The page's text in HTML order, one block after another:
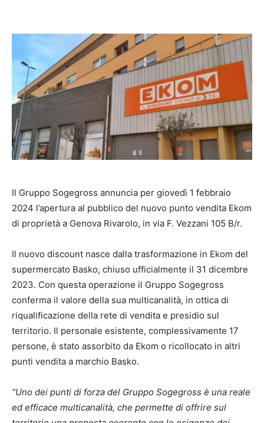
Il Gruppo Sogegross annuncia per giovedì 1 febbraio
2024 l’apertura al pubblico del nuovo punto vendita Ekom
di proprietà a Genova Rivarolo, in via F. Vezzani 105 B/r.
Il nuovo discount nasce dalla trasformazione in Ekom del
supermercato Basko, chiuso ufficialmente il 31 dicembre
2023. Con questa operazione il Gruppo Sogegross
conferma il valore della sua multicanalità, in ottica di
riqualificazione della rete di vendita e presidio sul
territorio. Il personale esistente, complessivamente 17
persone, è stato assorbito da Ekom o ricollocato in altri
punti vendita a marchio Basko.
“Uno dei punti di forza del Gruppo Sogegross è una reale
ed efficace multicanalità, che permette di offrire sul